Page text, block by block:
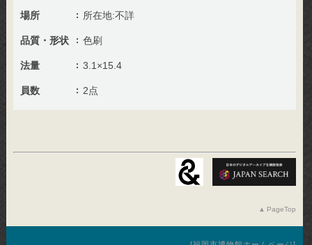
場所 所在地:不詳
品質・形状 色刷
法量 3.1×15.4
員数 2点
PageTop